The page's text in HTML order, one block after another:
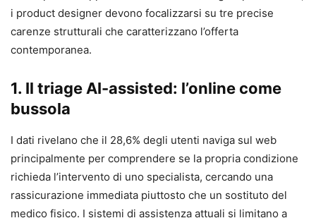
i product designer devono focalizzarsi su tre precise
carenze strutturali che caratterizzano l’offerta
contemporanea.
1. Il triage AI-assisted: l’online come
bussola
I dati rivelano che il 28,6% degli utenti naviga sul web
principalmente per comprendere se la propria condizione
richieda l’intervento di uno specialista, cercando una
rassicurazione immediata piuttosto che un sostituto del
medico fisico. I sistemi di assistenza attuali si limitano a